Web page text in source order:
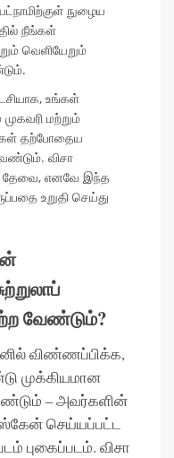
நுழைய
நீங்கள்
வெளியேறும்
உங்கள்
மற்றும்
தற்போதைய
விசா
தேவை, எனவே இந்த
உறுதி செய்து
வேண்டும்?
விண்ணப்பிக்க,
முக்கியமான
– அவர்களின்
செய்யப்பட்ட
புகைப்படம். விசா